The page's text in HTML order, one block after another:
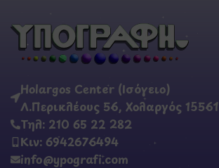
Holargos Center (Ισόγειο)
Λ.Περικλέους 56, Χολαργός 15561
Τηλ: 210 65 22 282
Κιν: 6942676494
info@ypografi.com